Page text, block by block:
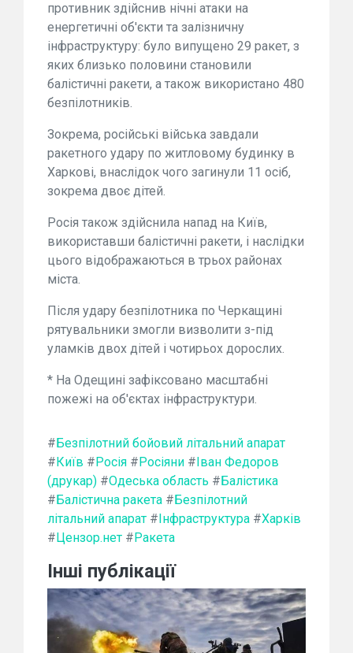
противник здійснив нічні атаки на
енергетичні об'єкти та залізничну
інфраструктуру: було випущено 29 ракет, з
яких близько половини становили
балістичні ракети, а також використано 480
безпілотників.
Зокрема, російські війська завдали
ракетного удару по житловому будинку в
Харкові, внаслідок чого загинули 11 осіб,
зокрема двоє дітей.
Росія також здійснила напад на Київ,
використавши балістичні ракети, і наслідки
цього відображаються в трьох районах
міста.
Після удару безпілотника по Черкащині
рятувальники змогли визволити з-під
уламків двох дітей і чотирьох дорослих.
* На Одещині зафіксовано масштабні
пожежі на об'єктах інфраструктури.
# Безпілотний бойовий літальний апарат
# Київ # Росія # Росіяни # Іван Федоров
(друкар) #Одеська область # Балістика
# Балістична ракета # Безпілотний
літальний апарат # Інфраструктура #Харків
# Цензор.нет # Ракета
Інші публікації